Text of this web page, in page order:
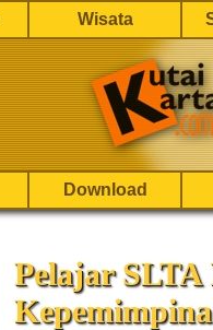
Wisata
Download
Pelajar